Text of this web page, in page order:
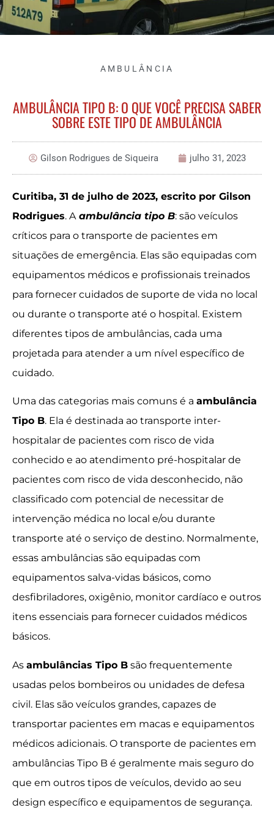
AMBULÂNCIA
AMBULÂNCIA TIPO B: O QUE VOCÊ PRECISA SABER
SOBRE ESTE TIPO DE AMBULÂNCIA
Gilson Rodrigues de Siqueira julho 31, 2023
Curitiba, 31 de julho de 2023, escrito por Gilson
Rodrigues. Aambulância tipo B: são veículos
críticos para o transporte de pacientes em
situações de emergência. Elas são equipadas com
equipamentos médicos e profissionais treinados
para fornecer cuidados de suporte de vida no local
ou durante o transporte até o hospital. Existem
diferentes tipos de ambulâncias, cada uma
projetada para atender a um nível específico de
cuidado.
Uma das categorias mais comuns é a ambulância
Tipo B. Ela é destinada ao transporte inter-
hospitalar de pacientes com risco de vida
conhecido e ao atendimento pré-hospitalar de
pacientes com risco de vida desconhecido, não
classificado com potencial de necessitar de
intervenção médica no local e/ou durante
transporte até o serviço de destino. Normalmente,
essas ambulâncias são equipadas com
equipamentos salva-vidas básicos, como
desfibriladores, oxigênio, monitor cardíaco e outros
itens essenciais para fornecer cuidados médicos
básicos.
As ambulâncias Tipo B são frequentemente
usadas pelos bombeiros ou unidades de defesa
civil. Elas são veículos grandes, capazes de
transportar pacientes em macas e equipamentos
médicos adicionais. O transporte de pacientes em
ambulâncias Tipo B é geralmente mais seguro do
que em outros tipos de veículos, devido ao seu
design específico e equipamentos de segurança.